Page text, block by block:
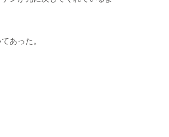
あった。